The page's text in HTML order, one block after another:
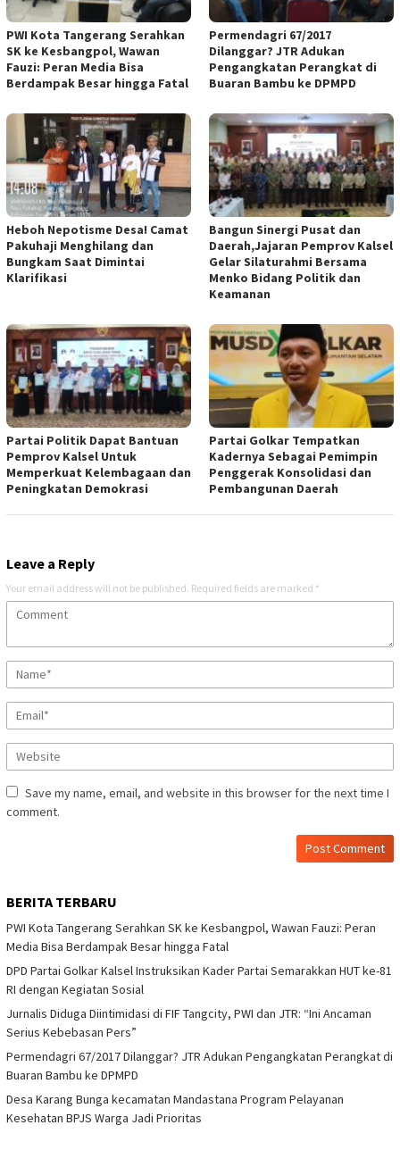
PWI Kota Tangerang Serahkan
SK ke Kesbangpol, Wawan
Fauzi: Peran Media Bisa
Berdampak Besar hingga Fatal
Permendagri 67/2017
Dilanggar? JTR Adukan
Pengangkatan Perangkat di
Buaran Bambu ke DPMPD
Heboh Nepotisme Desa! Camat
Pakuhaji Menghilang dan
Bungkam Saat Dimintai
Klarifikasi
Bangun Sinergi Pusat dan
Daerah,Jajaran Pemprov Kalsel
Gelar Silaturahmi Bersama
Menko Bidang Politik dan
Keamanan
Partai Politik Dapat Bantuan
Pemprov Kalsel Untuk
Memperkuat Kelembagaan dan
Peningkatan Demokrasi
Partai Golkar Tempatkan
Kadernya Sebagai Pemimpin
Penggerak Konsolidasi dan
Pembangunan Daerah
Leave a Reply
Your email address will not be published. Required fields are marked *
Save my name, email, and website in this browser for the next time I
comment.
BERITA TERBARU
PWI Kota Tangerang Serahkan SK ke Kesbangpol, Wawan Fauzi: Peran
Media Bisa Berdampak Besar hingga Fatal
DPD Partai Golkar Kalsel Instruksikan Kader Partai Semarakkan HUT ke-81
RI dengan Kegiatan Sosial
Jurnalis Diduga Diintimidasi di FIF Tangcity, PWI dan JTR: “Ini Ancaman
Serius Kebebasan Pers”
Permendagri 67/2017 Dilanggar? JTR Adukan Pengangkatan Perangkat di
Buaran Bambu ke DPMPD
Desa Karang Bunga kecamatan Mandastana Program Pelayanan
Kesehatan BPJS Warga Jadi Prioritas